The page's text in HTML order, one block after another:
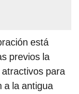
está
previos la
para
a la antigua